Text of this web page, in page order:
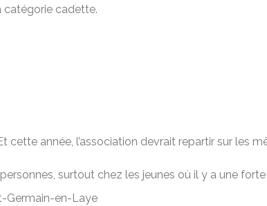
catégorie cadette.
cette année, l’association devrait repartir sur les
surtout chez les jeunes où il y a une
Germain-en-Laye